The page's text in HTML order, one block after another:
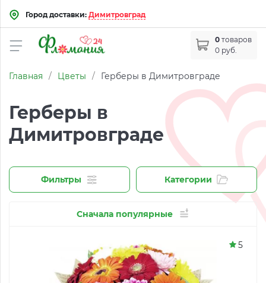
Город доставки: Димитровград
0 товаров
0 руб.
Главная / Цветы / Герберы в Димитровграде
Герберы в
Димитровграде
Фильтры Категории
Сначала популярные
5